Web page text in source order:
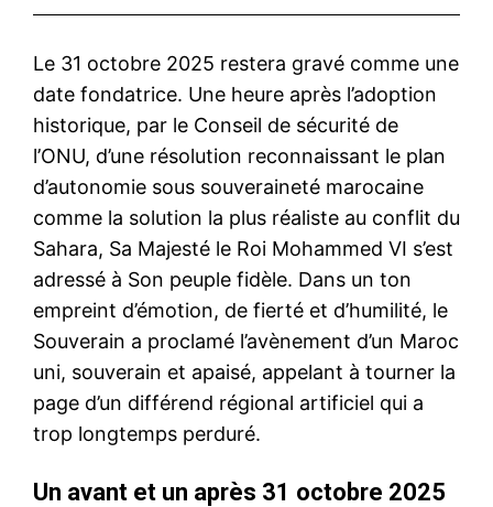
Le 31 octobre 2025 restera gravé comme une
date fondatrice. Une heure après l’adoption
historique, par le Conseil de sécurité de
l’ONU, d’une résolution reconnaissant le plan
d’autonomie sous souveraineté marocaine
comme la solution la plus réaliste au conflit du
Sahara, Sa Majesté le Roi Mohammed VI s’est
adressé à Son peuple fidèle. Dans un ton
empreint d’émotion, de fierté et d’humilité, le
Souverain a proclamé l’avènement d’un Maroc
uni, souverain et apaisé, appelant à tourner la
page d’un différend régional artificiel qui a
trop longtemps perduré.
Un avant et un après 31 octobre 2025